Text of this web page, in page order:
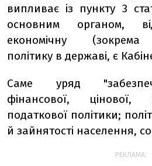
випливає із пункту 3
основним органом,
економічну (зокрема
політику в державі, є
Саме уряд
фінансової, цінової,
податкової політики;
й зайнятості населення,
РЕКЛАМА: